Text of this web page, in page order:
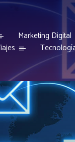
Marketing Digital